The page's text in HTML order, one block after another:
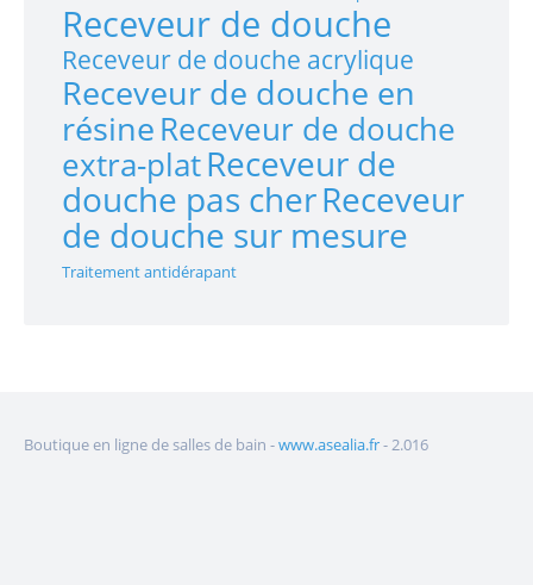
Receveur de douche
Receveur de douche acrylique
Receveur de douche en
résineReceveur de douche
extra-platReceveur de
douche pas cherReceveur
de douche sur mesure
Traitement antidérapant
Boutique en ligne de salles de bain -www.asealia.fr- 2.016